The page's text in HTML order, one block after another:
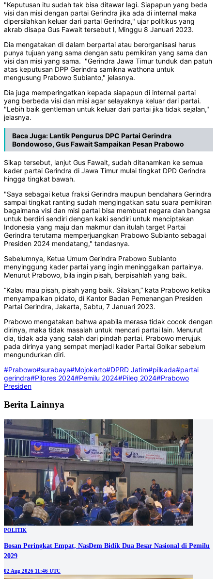
"Keputusan itu sudah tak bisa ditawar lagi. Siapapun yang beda
visi dan misi dengan partai Gerindra jika ada di internal maka
dipersilahkan keluar dari partai Gerindra," ujar politikus yang
akrab disapa Gus Fawait tersebut l, Minggu 8 Januari 2023.
Dia mengatakan di dalam berpartai atau berorganisasi harus
punya tujuan yang sama dengan satu pemikiran yang sama dan
visi dan misi yang sama. "Gerindra Jawa Timur tunduk dan patuh
atas keputusan DPP Gerindra samikna wathona untuk
mengusung Prabowo Subianto," jelasnya.
Dia juga memperingatkan kepada siapapun di internal partai
yang berbeda visi dan misi agar selayaknya keluar dari partai.
"Lebih baik gentleman untuk keluar dari partai jika tidak sejalan,"
jelasnya.
Baca Juga:Lantik Pengurus DPC Partai Gerindra
Bondowoso, Gus Fawait Sampaikan Pesan Prabowo
Sikap tersebut, lanjut Gus Fawait, sudah ditanamkan ke semua
kader partai Gerindra di Jawa Timur mulai tingkat DPD Gerindra
hingga tingkat bawah.
"Saya sebagai ketua fraksi Gerindra maupun bendahara Gerindra
sampai tingkat ranting sudah mengingatkan satu suara pemikiran
bagaimana visi dan misi partai bisa membuat negara dan bangsa
untuk berdiri sendiri dengan kaki sendiri untuk menciptakan
Indonesia yang maju dan makmur dan itulah target Partai
Gerindra terutama memperjuangkan Prabowo Subianto sebagai
Presiden 2024 mendatang," tandasnya.
Sebelumnya, Ketua Umum Gerindra Prabowo Subianto
menyinggung kader partai yang ingin meninggalkan partainya.
Menurut Prabowo, bila ingin pisah, berpisahlah yang baik.
“Kalau mau pisah, pisah yang baik. Silakan,” kata Prabowo ketika
menyampaikan pidato, di Kantor Badan Pemenangan Presiden
Partai Gerindra, Jakarta, Sabtu, 7 Januari 2023.
Prabowo mengatakan bahwa apabila merasa tidak cocok dengan
dirinya, maka tidak masalah untuk mencari partai lain. Menurut
dia, tidak ada yang salah dari pindah partai. Prabowo merujuk
pada dirinya yang sempat menjadi kader Partai Golkar sebelum
mengundurkan diri.
#Prabowo#surabaya#Mojokerto#DPRD Jatim#pilkada#partai
gerindra#Pilpres 2024#Pemilu 2024#Pileg 2024#Prabowo
Presiden
Berita Lainnya
POLITIK
Bosan Peringkat Empat, NasDem Bidik Dua Besar Nasional di Pemilu
2029
02 Aug 2026 11:46 UTC